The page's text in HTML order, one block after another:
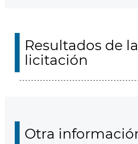
Resultados de la
licitación
Otra